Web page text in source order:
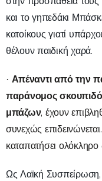
και το γηπεδάκι
κατοίκους γιατί
θέλουν παιδική χαρά.
· Απέναντι από την
παράνομος
μπάζων, έχουν
συνεχώς
καταπατήσει
Ως Λαϊκή Συσπείρωση,